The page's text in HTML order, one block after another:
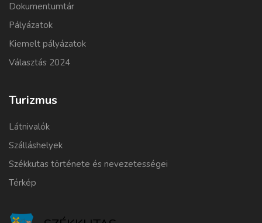
Dokumentumtár
Pályázatok
Kiemelt pályázatok
Választás 2024
Turizmus
Látnivalók
Szálláshelyek
Székkutas története és nevezetességei
Térkép